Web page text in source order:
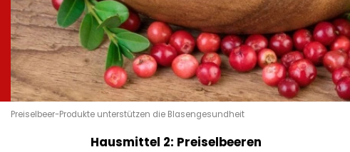
Preiselbeer-Produkte unterstützen die Blasengesundheit
Hausmittel 2: Preiselbeeren